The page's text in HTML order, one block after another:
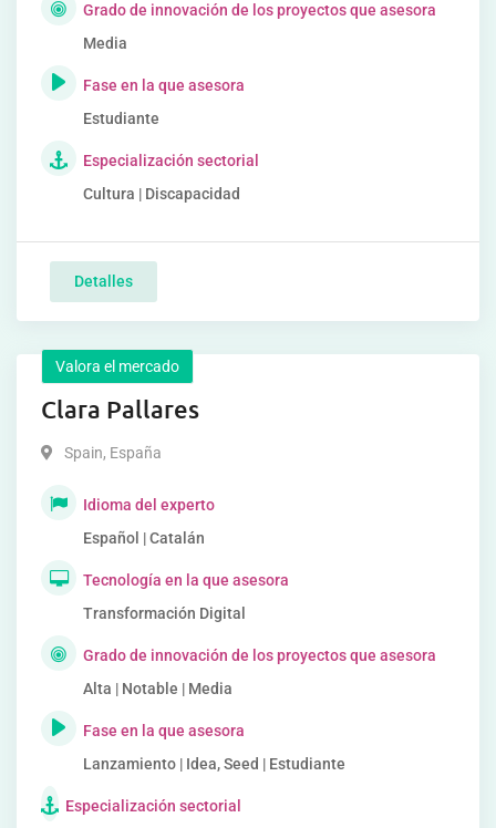
Grado de innovación de los proyectos que asesora
Media
Fase en la que asesora
Estudiante
Especialización sectorial
Cultura | Discapacidad
Detalles
Valora el mercado
Clara Pallares
Spain, España
Idioma del experto
Español | Catalán
Tecnología en la que asesora
Transformación Digital
Grado de innovación de los proyectos que asesora
Alta | Notable | Media
Fase en la que asesora
Lanzamiento | Idea, Seed | Estudiante
Especialización sectorial